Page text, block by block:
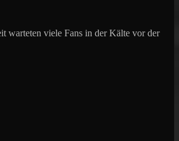
warteten viele Fans in der Kälte vor der